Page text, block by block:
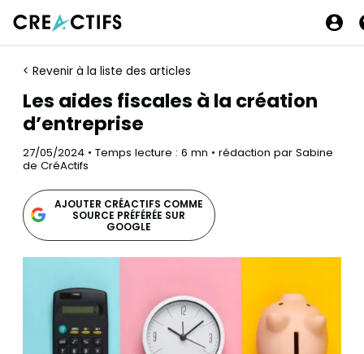
< Revenir à la liste des articles
Les aides fiscales à la création
d’entreprise
27/05/2024 • Temps lecture : 6 mn • rédaction par Sabine
de CréActifs
AJOUTER CRÉACTIFS COMME
SOURCE PRÉFÉRÉE SUR
GOOGLE